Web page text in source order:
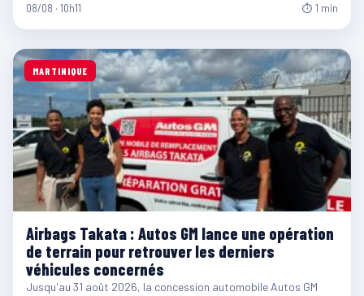
08/08 · 10h11 ⏱ 1 min
MARTINIQUE
Airbags Takata : Autos GM lance une opération
de terrain pour retrouver les derniers
véhicules concernés
Jusqu'au 31 août 2026, la concession automobile Autos GM